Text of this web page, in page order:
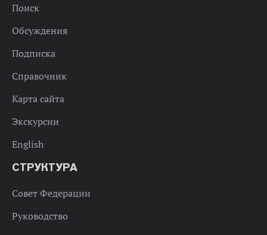
Поиск
Обсуждения
Подписка
Справочник
Карта сайта
Экскурсии
English
СТРУКТУРА
Совет Федерации
Руководство